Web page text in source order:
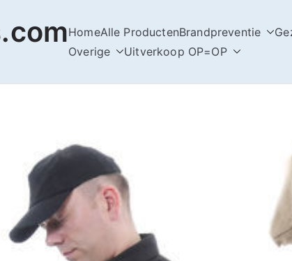
HomeAlle ProductenBrandpreventie
Overige
Uitverkoop OP=OP